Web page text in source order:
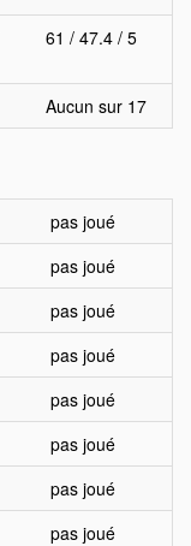
61 / 47.4 / 5
Aucun sur 17
pas joué
pas joué
pas joué
pas joué
pas joué
pas joué
pas joué
pas joué